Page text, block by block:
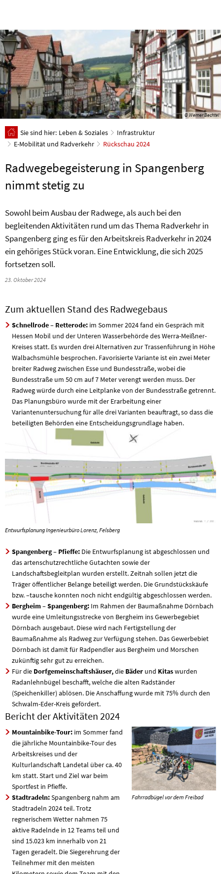
© Werner Bechtel
Sie sind hier: Leben & Soziales
Infrastruktur
E-Mobilität und Radverkehr
Rückschau 2024
Radwegebegeisterung in Spangenberg
nimmt stetig zu
Sowohl beim Ausbau der Radwege, als auch bei den
begleitenden Aktivitäten rund um das Thema Radverkehr in
Spangenberg ging es für den Arbeitskreis Radverkehr in 2024
ein gehöriges Stück voran. Eine Entwicklung, die sich 2025
fortsetzen soll.
23. Oktober 2024
Zum aktuellen Stand des Radwegebaus
Schnellrode – Retterode:im Sommer 2024 fand ein Gespräch mit
Hessen Mobil und der Unteren Wasserbehörde des Werra-Meißner-
Kreises statt. Es wurden drei Alternativen zur Trassenführung in Höhe
Walbachsmühle besprochen. Favorisierte Variante ist ein zwei Meter
breiter Radweg zwischen Esse und Bundesstraße, wobei die
Bundesstraße um 50 cm auf 7 Meter verengt werden muss. Der
Radweg würde durch eine Leitplanke von der Bundesstraße getrennt.
Das Planungsbüro wurde mit der Erarbeitung einer
Variantenuntersuchung für alle drei Varianten beauftragt, so dass die
beteiligten Behörden eine Entscheidungsgrundlage haben.
Entwurfsplanung Ingenieurbüro Lorenz, Felsberg
Spangenberg – Pfieffe:Die Entwurfsplanung ist abgeschlossen und
das artenschutzrechtliche Gutachten sowie der
Landschaftsbegleitplan wurden erstellt. Zeitnah sollen jetzt die
Träger öffentlicher Belange beteiligt werden. Die Grundstückskäufe
bzw. –tausche konnten noch nicht endgültig abgeschlossen werden.
Bergheim – Spangenberg:Im Rahmen der Baumaßnahme Dörnbach
wurde eine Umleitungsstrecke von Bergheim ins Gewerbegebiet
Dörnbach ausgebaut. Diese wird nach Fertigstellung der
Baumaßnahme als Radweg zur Verfügung stehen. Das Gewerbebiet
Dörnbach ist damit für Radpendler aus Bergheim und Morschen
zukünftig sehr gut zu erreichen.
Für die Dorfgemeinschaftshäuser,die Bäder und Kitaswurden
Radanlehnbügel beschafft, welche die alten Radständer
(Speichenkiller) ablösen. Die Anschaffung wurde mit 75% durch den
Schwalm-Eder-Kreis gefördert.
Bericht der Aktivitäten 2024
Fahrradbügel vor dem Freibad
Mountainbike-Tour:im Sommer fand
die jährliche Mountainbike-Tour des
Arbeitskreises und der
Kulturlandschaft Landetal über ca. 40
km statt. Start und Ziel war beim
Sportfest in Pfieffe.
Stadtradeln:Spangenberg nahm am
Stadtradeln 2024 teil. Trotz
regnerischem Wetter nahmen 75
aktive Radelnde in 12 Teams teil und
sind 15.023 km innerhalb von 21
Tagen geradelt. Die Siegerehrung der
Teilnehmer mit den meisten